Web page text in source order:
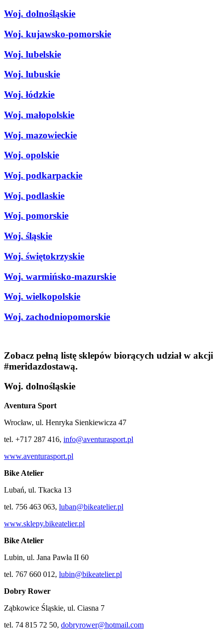
Woj. dolnośląskie
Woj. kujawsko-pomorskie
Woj. lubelskie
Woj. lubuskie
Woj. łódzkie
Woj. małopolskie
Woj. mazowieckie
Woj. opolskie
Woj. podkarpackie
Woj. podlaskie
Woj. pomorskie
Woj. śląskie
Woj. świętokrzyskie
Woj. warmińsko-mazurskie
Woj. wielkopolskie
Woj. zachodniopomorskie
Zobacz pełną listę sklepów biorących udział w akcji
#meridazdostawą.
Woj. dolnośląskie
Aventura Sport
Wrocław, ul. Henryka Sienkiewicza 47
tel. +717 287 416, info@aventurasport.pl
www.aventurasport.pl
Bike Atelier
Lubań, ul. Tkacka 13
tel. 756 463 063, luban@bikeatelier.pl
www.sklepy.bikeatelier.pl
Bike Atelier
Lubin, ul. Jana Pawła II 60
tel. 767 660 012, lubin@bikeatelier.pl
Dobry Rower
Ząbkowice Śląskie, ul. Ciasna 7
tel. 74 815 72 50, dobryrower@hotmail.com